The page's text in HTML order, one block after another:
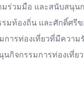
มร่วมมือ และสนับสนุน
มท้องถิ่น และศักดิ์ศรี
การท่องเที่ยวที่มีควา
กิจกรรมการท่องเที่ย